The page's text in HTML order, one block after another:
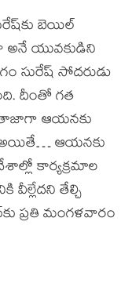
బెయిల్
అనే యువ‌కుడిని
సురేష్ సోద‌రుడు
దీంతో గ‌త
తాజాగా ఆయ‌న‌కు
అయితే… ఆయ‌న‌కు
కార్య‌క్ర‌మాల
వీల్లేద‌ని తేల్చి
ప్ర‌తి మంగ‌ళ‌వారం